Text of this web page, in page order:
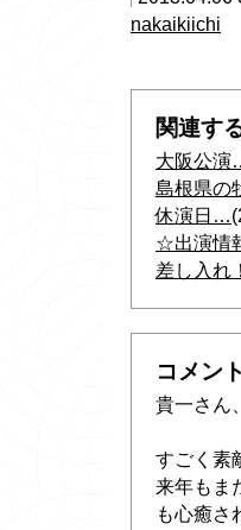
nakaikiichi
関連す
大阪公
島根県の
休演日…
☆出演情
差し入れ！
コメント
貴一さん
すごく素
来年もま
も心癒さ